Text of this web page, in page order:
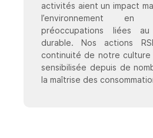
activités aient un impact
l’environnement
préoccupations liées au
durable. Nos actions
continuité de notre
sensibilisée depuis de
la maîtrise des